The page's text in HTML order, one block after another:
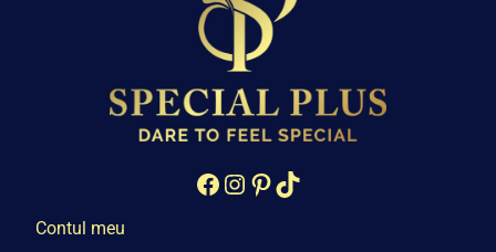
Facebook
Instagram
Pinterest
TikTok
Contul meu